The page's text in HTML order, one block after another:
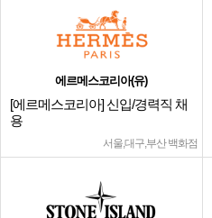
에르메스코리아(유)
[에르메스코리아] 신입/경력직 채
용
서울,대구,부산 백화점